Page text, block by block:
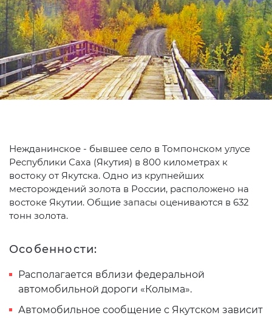
Нежданинское - бывшее село в Томпонском улусе
Республики Саха (Якутия) в 800 километрах к
востоку от Якутска. Одно из крупнейших
месторождений золота в России, расположено на
востоке Якутии. Общие запасы оцениваются в 632
тонн золота.
Особенности:
Располагается вблизи федеральной
автомобильной дороги «Колыма».
Автомобильное сообщение с Якутском зависит